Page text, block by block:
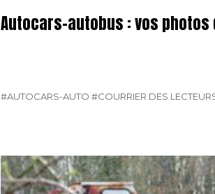
Autocars-autobus : vos photos
#AUTOCARS-AUTO #COURRIER DES